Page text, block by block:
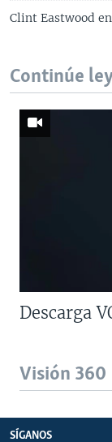
Clint Eastwood
Continúe
Descarga
Visión 360
SÍGANOS